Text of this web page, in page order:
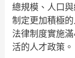
總規模、人口
制定更加積極
法律制度實施
活的人才政策。